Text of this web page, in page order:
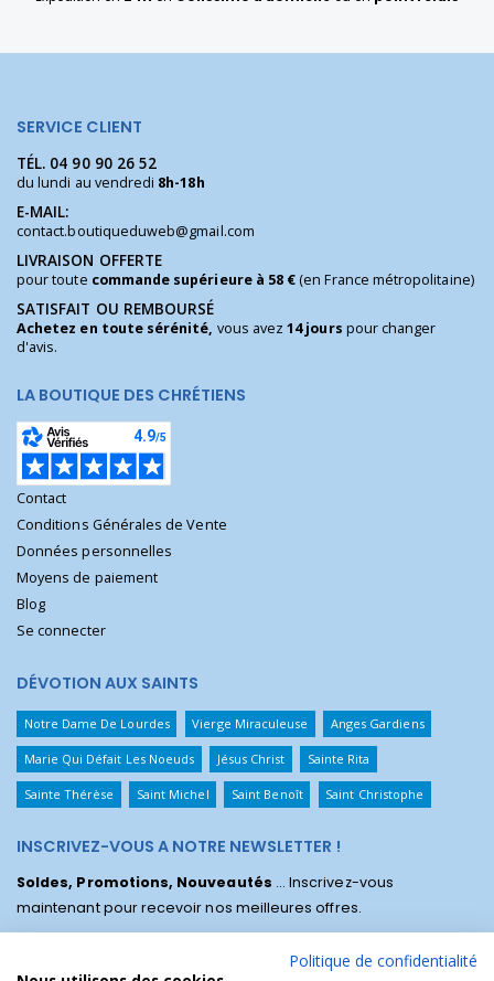
SERVICE CLIENT
TÉL. 04 90 90 26 52
du lundi au vendredi 8h-18h
E-MAIL:
contact.boutiqueduweb@gmail.com
LIVRAISON OFFERTE
pour toute commande supérieure à 58 €(en France métropolitaine)
SATISFAIT OU REMBOURSÉ
Achetez en toute sérénité, vous avez14 jours pour changer
d'avis.
LA BOUTIQUE DES CHRÉTIENS
Contact
Conditions Générales de Vente
Données personnelles
Moyens de paiement
Blog
Se connecter
DÉVOTION AUX SAINTS
Notre Dame De Lourdes Vierge Miraculeuse Anges Gardiens
Marie Qui Défait Les Noeuds Jésus Christ Sainte Rita
Sainte Thérèse Saint Michel Saint Benoît Saint Christophe
INSCRIVEZ-VOUS A NOTRE NEWSLETTER !
Soldes, Promotions, Nouveautés ... Inscrivez-vous
maintenant pour recevoir nos meilleures offres.
Politique de confidentialité